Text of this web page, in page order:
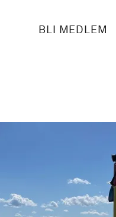
BLI MEDLEM